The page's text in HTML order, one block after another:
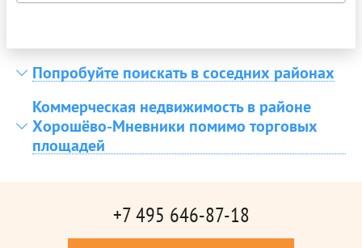
Попробуйте поискать в соседних районах
Коммерческая недвижимость в районе
Хорошёво-Мневники помимо торговых
площадей
+7 495 646-87-18